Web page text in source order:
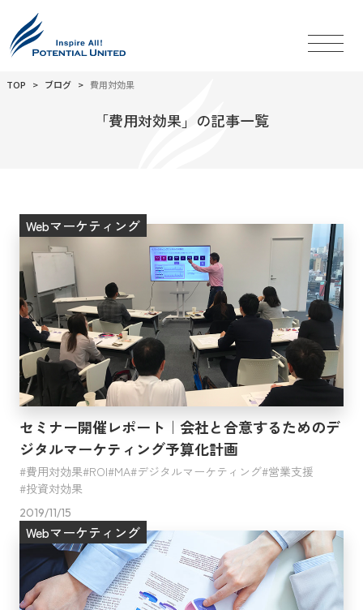
TOP ブログ 費用対効果
「費用対効果」の記事一覧
Webマーケティング
セミナー開催レポート｜会社と合意するためのデ
ジタルマーケティング予算化計画
費用対効果 ROI MA デジタルマーケティング 営業支援
投資対効果
2019/11/15
Webマーケティング